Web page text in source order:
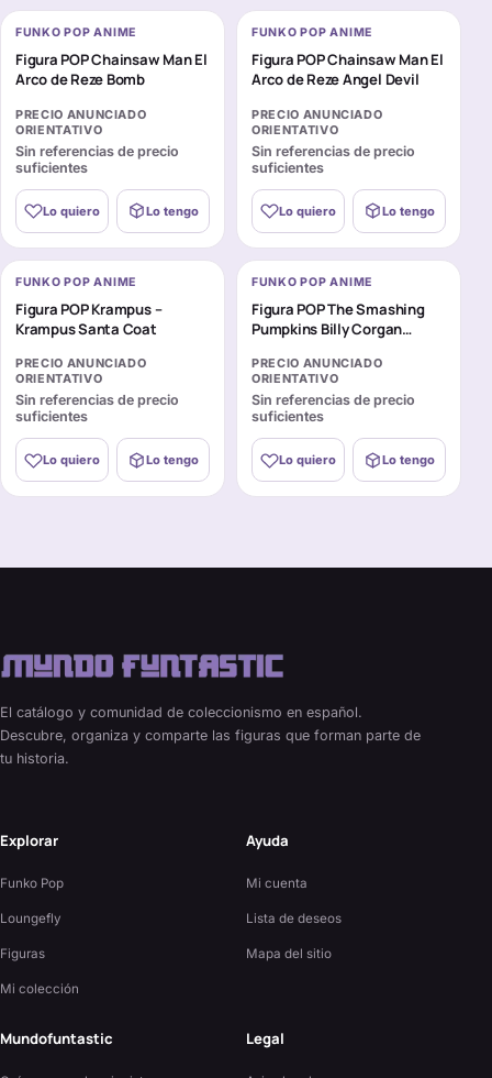
FUNKO POP ANIME
Figura POP Chainsaw Man El
Arco de Reze Bomb
PRECIO ANUNCIADO
ORIENTATIVO
Sin referencias de precio
suficientes
Lo quiero Lo tengo
FUNKO POP ANIME
Figura POP Chainsaw Man El
Arco de Reze Angel Devil
PRECIO ANUNCIADO
ORIENTATIVO
Sin referencias de precio
suficientes
Lo quiero Lo tengo
FUNKO POP ANIME
Figura POP Krampus –
Krampus Santa Coat
PRECIO ANUNCIADO
ORIENTATIVO
Sin referencias de precio
suficientes
Lo quiero Lo tengo
FUNKO POP ANIME
Figura POP The Smashing
Pumpkins Billy Corgan
PRECIO ANUNCIADO
ORIENTATIVO
Sin referencias de precio
suficientes
Lo quiero Lo tengo
El catálogo y comunidad de coleccionismo en español.
Descubre, organiza y comparte las figuras que forman parte de
tu historia.
Explorar
Funko Pop
Loungefly
Figuras
Mi colección
Ayuda
Mi cuenta
Lista de deseos
Mapa del sitio
Mundofuntastic Legal